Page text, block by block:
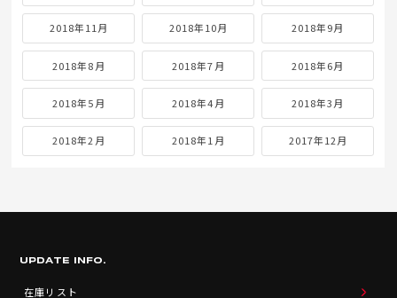
2018年11月 2018年10月 2018年9月
2018年8月 2018年7月 2018年6月
2018年5月 2018年4月 2018年3月
2018年2月 2018年1月 2017年12月
UPDATE INFO.
在庫リスト